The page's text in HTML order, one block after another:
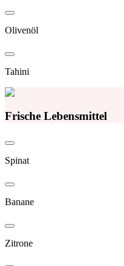
Olivenöl
Tahini
Frische Lebensmittel
Spinat
Banane
Zitrone